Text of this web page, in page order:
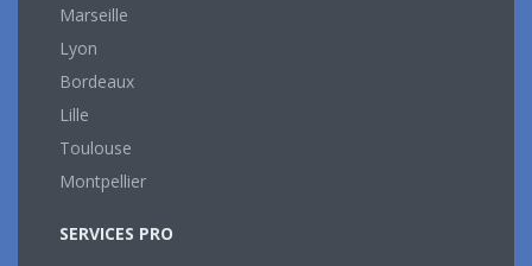
Marseille
Lyon
Bordeaux
Lille
Toulouse
Montpellier
SERVICES PRO